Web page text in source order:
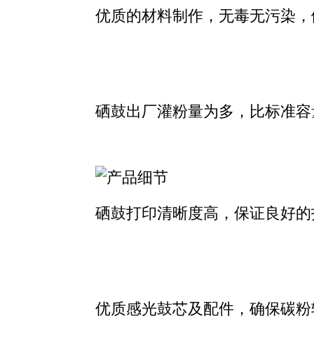
优质的材料制作，无毒无污染
硒鼓出厂灌粉量为多，比标准
硒鼓打印清晰度高，保证良好
优质感光鼓芯及配件，确保碳